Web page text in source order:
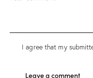
I agree that my